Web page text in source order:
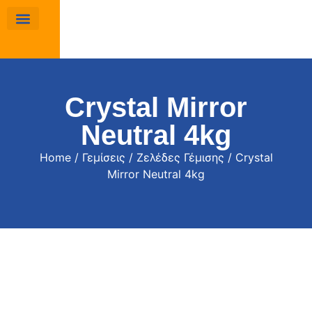
Crystal Mirror
Neutral 4kg
Home/ Γεμίσεις / Ζελέδες Γέμισης / Crystal
Mirror Neutral 4kg